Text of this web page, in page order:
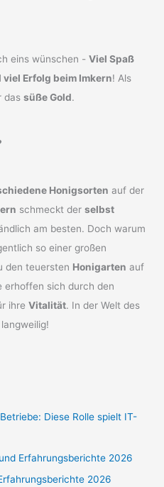
eins wünschen -Viel Spaß
Erfolg beim Imkern! Als
dassüße Gold.
Honigsorten auf der
schmeckt derselbst
am besten. Doch warum
so einer großen
den teuersten Honigarten auf
erhoffen sich durch den
ihreVitalität. In der Welt des
Diese Rolle spielt IT-
Erfahrungsberichte 2026
2026